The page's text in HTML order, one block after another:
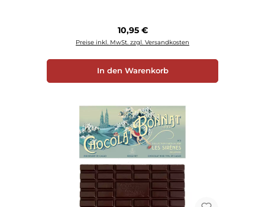
Regulärer Preis:
10,95 €
Preise inkl. MwSt. zzgl. Versandkosten
In den Warenkorb